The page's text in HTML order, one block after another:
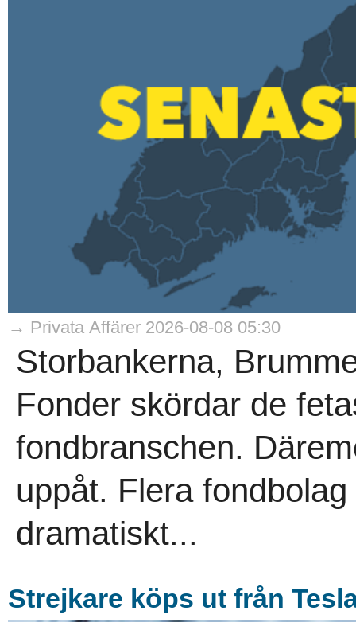
→ Privata Affärer 2026-08-08 05:30
Storbankerna,
Fonder skördar de
fondbranschen.
uppåt. Flera
dramatiskt...
Strejkare köps ut från